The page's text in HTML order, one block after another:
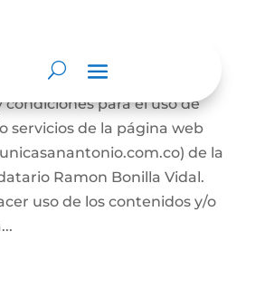
documento se establecen
condiciones para el uso de
servicios de la página web
de la
Ramon Bonilla Vidal.
uso de los contenidos y/o